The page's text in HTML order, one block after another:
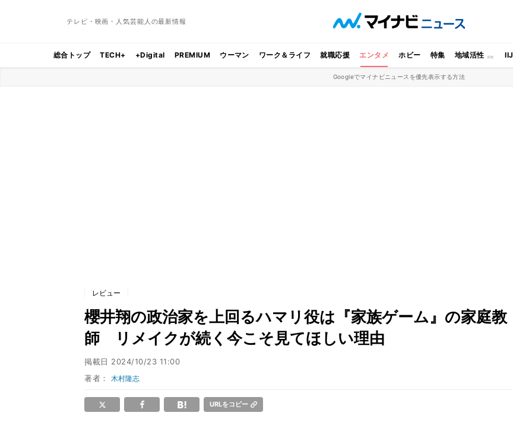
テレビ・映画・人気芸能人の最新情報
総合トップ TECH+ +Digital PREMIUM ウーマン ワーク＆ライフ 就職応援 エンタメ ホビー 特集 地域活性 IIJ
Googleでマイナビニュースを優先表示する方法
レビュー
櫻井翔の政治家を上回るハマリ役は『家族ゲーム』の家庭教
師 リメイクが続く今こそ見てほしい理由
掲載日 2024/10/23 11:00
著者： 木村隆志
URLをコピー